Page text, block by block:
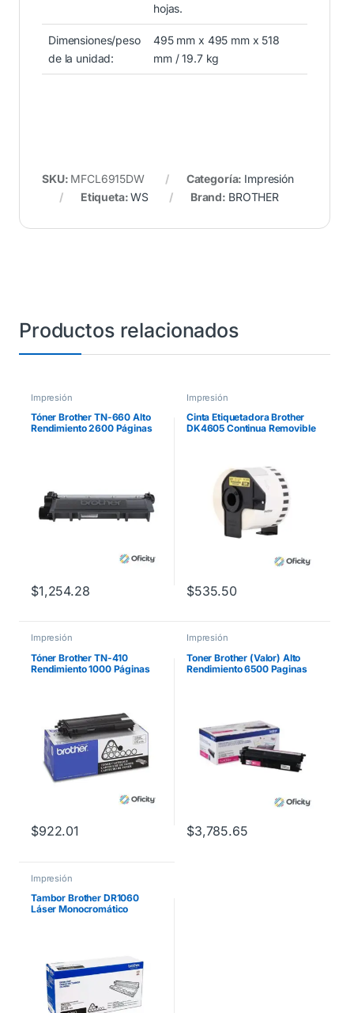
hojas.
Dimensiones/peso
de la unidad:
495 mm x 495 mm x 518
mm / 19.7 kg
SKU: MFCL6915DW Categoría: Impresión
Etiqueta:WS Brand: BROTHER
Productos relacionados
Impresión
Tóner Brother TN-660 Alto
Rendimiento 2600 Páginas
$1,254.28
Impresión
Cinta Etiquetadora Brother
DK4605 Continua Removible
$535.50
Impresión
Tóner Brother TN-410
Rendimiento 1000 Páginas
$922.01
Impresión
Toner Brother (Valor) Alto
Rendimiento 6500 Paginas
$3,785.65
Impresión
Tambor Brother DR1060
Láser Monocromático